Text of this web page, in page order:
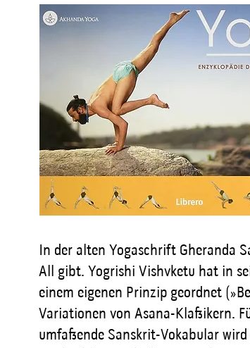
In der alten Yogaschrift Gheranda
All gibt. Yogrishi Vishvketu hat in
einem eigenen Prinzip geordnet
Variationen von Asana-Klassikern.
umfassende Sanskrit-Vokabular